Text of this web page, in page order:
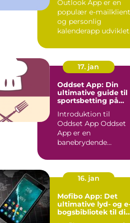
Outlook App er en
populær e-mailklient
og personlig
kalenderapp udviklet
tilbyder ...
17. jan
Oddset App: Din
ultimative guide til
sportsbetting på
Introduktion til
Oddset App Oddset
App er en
banebrydende
designet til
sportsbetti...
16. jan
Mofibo App: Det
ultimative lyd- og
bogsbibliotek til din